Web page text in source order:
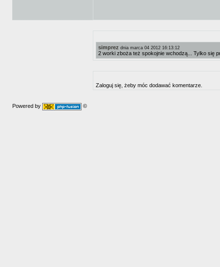
simprez dnia marca 04 2012 16:13:12
2 worki zboża też spokojnie wchodzą... Tylko się
Zaloguj się, żeby móc dodawać komentarze.
Powered by ©